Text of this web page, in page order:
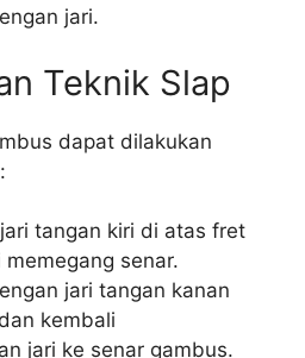
jari.
Teknik Slap
dapat dilakukan
tangan kiri di atas fret
senar.
jari tangan kanan
kembali
jari ke senar gambus.